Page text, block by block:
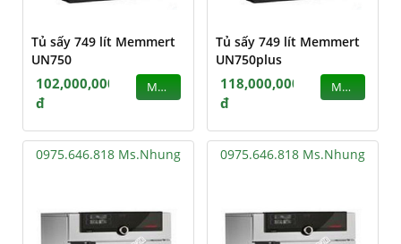
Tủ sấy 749 lít Memmert
UN750
102,000,000
đ
MUA
Tủ sấy 749 lít Memmert
UN750plus
118,000,000
đ
MUA
0975.646.818 Ms.Nhung 0975.646.818 Ms.Nhung